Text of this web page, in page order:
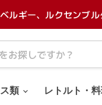
ルギー、ルクセンブ
類 レトルト・